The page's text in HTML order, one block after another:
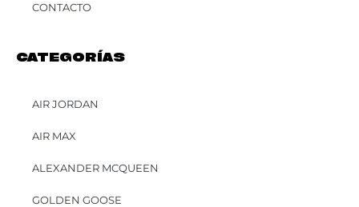
CONTACTO
CATEGORÍAS
AIR JORDAN
AIR MAX
ALEXANDER MCQUEEN
GOLDEN GOOSE